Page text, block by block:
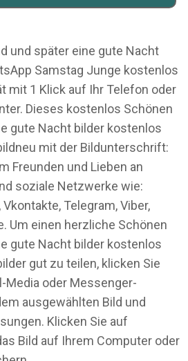
und später eine gute Nacht
Samstag Junge kostenlos
mit 1 Klick auf Ihr Telefon oder
Dieses kostenlos Schönen
gute Nacht bilder kostenlos
mit der Bildunterschrift:
Freunden und Lieben an
soziale Netzwerke wie:
Telegram, Viber,
Um einen herzliche Schönen
gute Nacht bilder kostenlos
gut zu teilen, klicken Sie
Media oder Messenger-
ausgewählten Bild und
Klicken Sie auf
Bild auf Ihrem Computer oder